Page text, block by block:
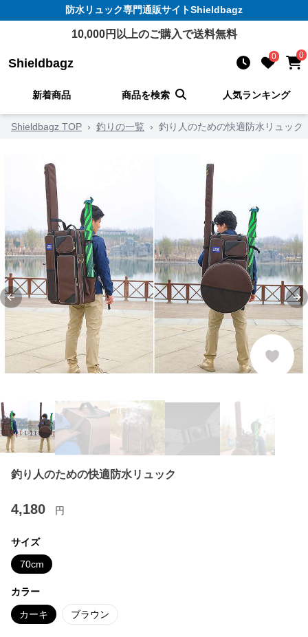
防水リュック専門通販サイトShieldbagz
10,000円以上のご購入で送料無料
Shieldbagz 0 0
新着商品 商品を検索 人気ランキング
Shieldbagz TOP › 釣りの一覧 › 釣り人のための快適防水リュック
Previous slide
釣り人のための快適防水リュック
4,180 円
サイズ
70cm
カラー
カーキ ブラウン